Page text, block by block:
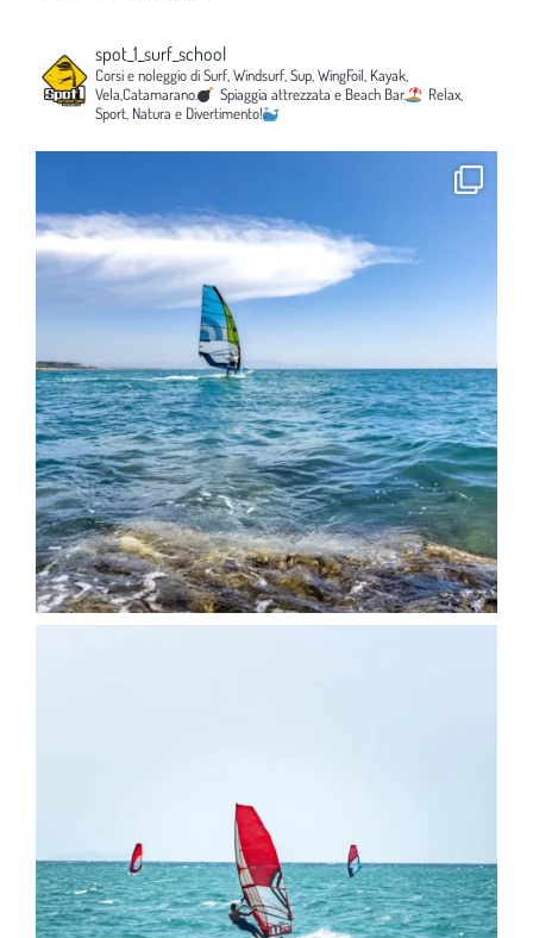
spot_1_surf_school
Corsi e noleggio di Surf, Windsurf, Sup, WingFoil, Kayak,
Vela,Catamarano.
Spiaggia attrezzata e Beach Bar.
Relax,
Sport, Natura e Divertimento!